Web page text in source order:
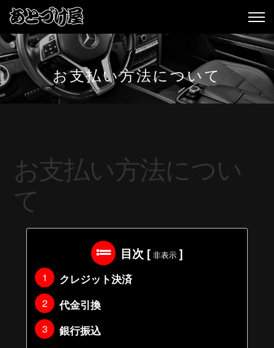
お支払い方法について
お支払い方法につい
て
目次 [ 非表示 ]
クレジット決済
代金引換
銀行振込